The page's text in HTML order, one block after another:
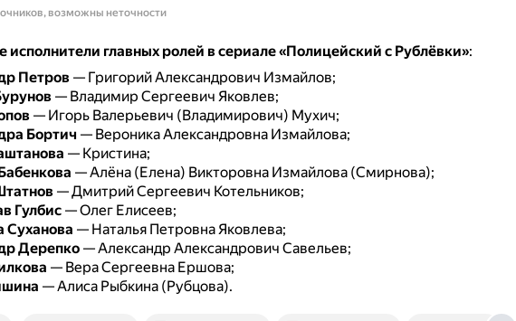
возможны неточности
исполнители главных ролей в сериале «Полицейский с Рублёвки»:
Петров— Григорий Александрович Измайлов;
— Владимир Сергеевич Яковлев;
— Игорь Валерьевич (Владимирович) Мухич;
Бортич — Вероника Александровна Измайлова;
— Кристина;
— Алёна (Елена) Викторовна Измайлова (Смирнова);
— Дмитрий Сергеевич Котельников;
Гулбис— Олег Елисеев;
Суханова — Наталья Петровна Яковлева;
Дерепко— Александр Александрович Савельев;
— Вера Сергеевна Ершова;
— Алиса Рыбкина (Рубцова).